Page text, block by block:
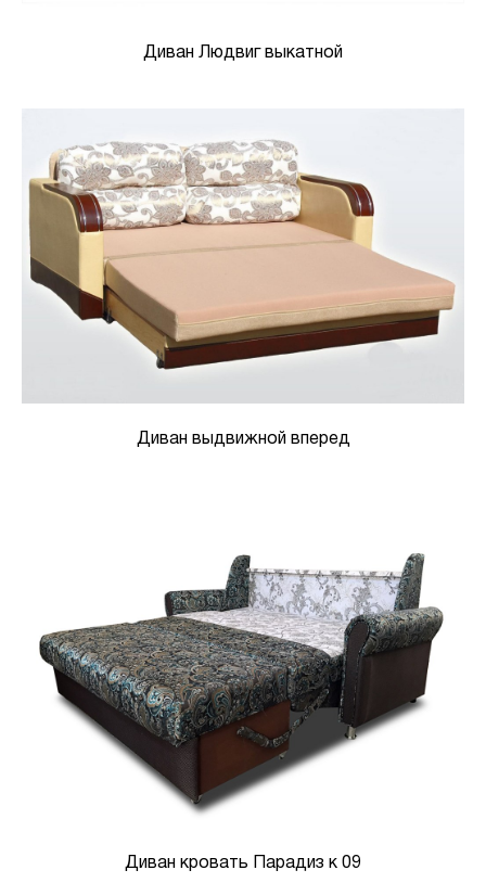
Диван Людвиг выкатной
Диван выдвижной вперед
Диван кровать Парадиз к 09